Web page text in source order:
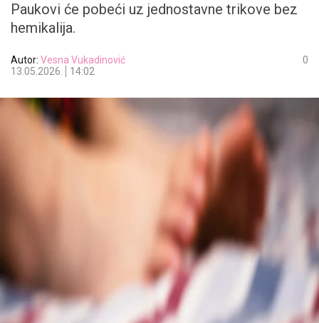
Paukovi će pobeći uz jednostavne trikove bez
hemikalija.
Autor: Vesna Vukadinović
13.05.2026.
14:02
0